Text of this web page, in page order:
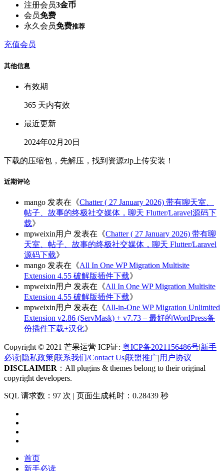
注册会员3金币
会员免费
永久会员免费推荐
充值会员
其他信息
有效期
365 天内有效
最近更新
2024年02月20日
下载的压缩包，先解压，找到资源zip上传安装！
近期评论
mango 发表在《Chatter ( 27 January 2026) 带有聊天室、
帖子、故事的终极社交媒体，聊天 Flutter/Laravel源码下
载》
mpweixin用户 发表在《Chatter ( 27 January 2026) 带有聊
天室、帖子、故事的终极社交媒体，聊天 Flutter/Laravel
源码下载》
mango 发表在《All In One WP Migration Multisite
Extension 4.55 破解版插件下载》
mpweixin用户 发表在《All In One WP Migration Multisite
Extension 4.55 破解版插件下载》
mpweixin用户 发表在《All-in-One WP Migration Unlimited
Extension v2.86 (ServMask) + v7.73 – 最好的WordPress备
份插件下载+汉化》
Copyright © 2021 芒果运营 ICP证: 粤ICP备2021156486号|新手
必读|隐私政策|联系我们/Contact Us|联盟推广|用户协议
DISCLAIMER ：All plugins & themes belong to their original
copyright developers.
SQL 请求数：97 次 | 页面生成耗时：0.28439 秒
首页
新手必读